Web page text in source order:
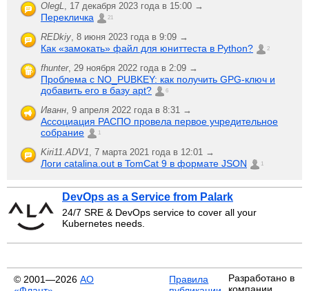
OlegL, 17 декабря 2023 года в 15:00 →
Перекличка 21
REDkiy, 8 июня 2023 года в 9:09 →
Как «замокать» файл для юниттеста в Python? 2
fhunter, 29 ноября 2022 года в 2:09 →
Проблема с NO_PUBKEY: как получить GPG-ключ и
добавить его в базу apt?
6
Иванн, 9 апреля 2022 года в 8:31 →
Ассоциация РАСПО провела первое учредительное
собрание
1
Kiri11.ADV1, 7 марта 2021 года в 12:01 →
Логи catalina.out в TomCat 9 в формате JSON 1
DevOps as a Service from Palark
24/7 SRE & DevOps service to cover all your
Kubernetes needs.
© 2001—2026 АО
Правила
Разработано в